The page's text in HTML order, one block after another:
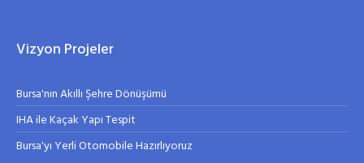
Vizyon Projeler
Bursa'nın Akıllı Şehre Dönüşümü
IHA ile Kaçak Yapı Tespit
Bursa'yı Yerli Otomobile Hazırlıyoruz